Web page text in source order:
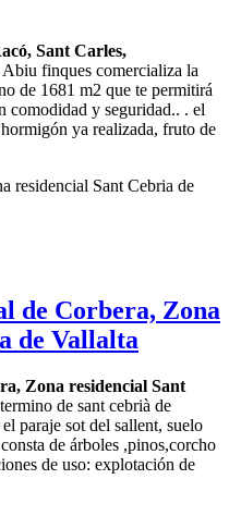
Sant Carles,
Abiu finques comercializa la
de 1681 m2 que te permitirá
comodidad y seguridad.. . el
ya realizada, fruto de
de Corbera, Zona
de Vallalta
Zona residencial Sant
de sant cebrià de
paraje sot del sallent, suelo
de árboles ,pinos,corcho
de uso: explotación de